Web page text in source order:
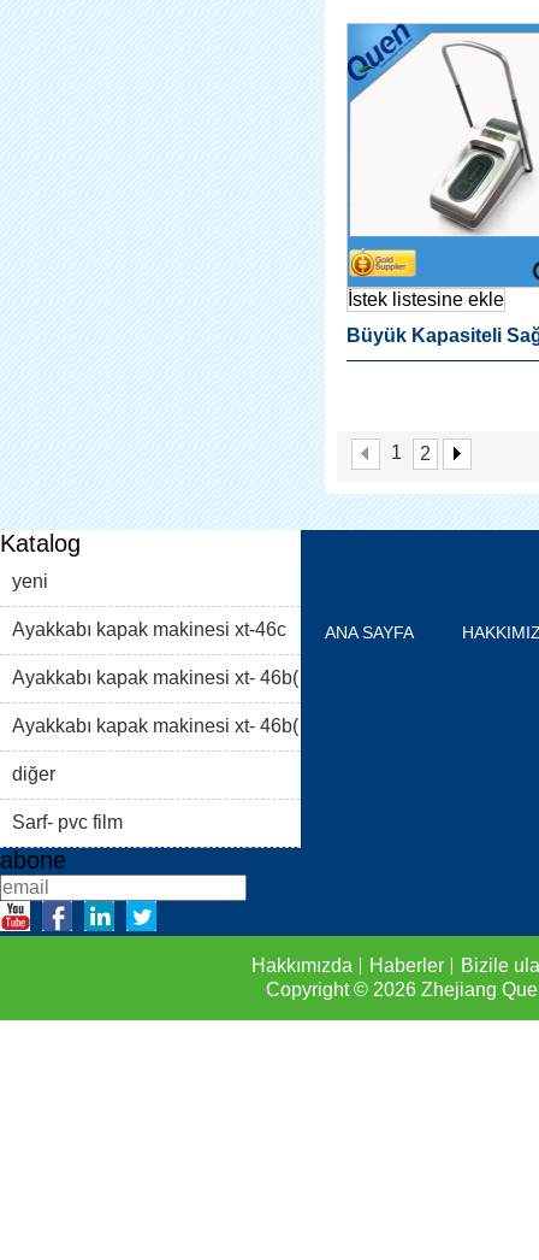
Dispanser Ev
İstek listesine ekle
Büyük Kapasiteli
1
2
Katalog
yeni
Ayakkabı kapak makinesi xt-46c
Ayakkabı kapak makinesi xt- 46b(
Ayakkabı kapak makinesi xt- 46b(
ii)diğer
Sarf- pvc film
abone
ANA SAYFA
Hakkımızda Haberler
Bizile
Copyright © 2026Zhejiang